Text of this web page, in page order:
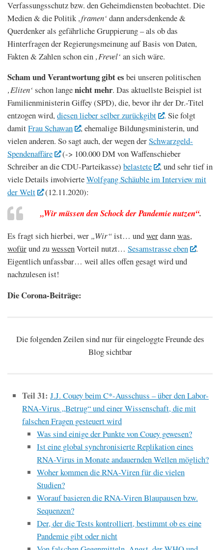
Verfassungsschutz bzw. den Geheimdiensten beobachtet. Die
Medien & die Politik‚framen‘ dann andersdenkende &
Querdenker als gefährliche Gruppierung – als ob das
Hinterfragen der Regierungsmeinung auf Basis von Daten,
Fakten & Zahlen schon ein ‚Frevel‘ an sich wäre.
Scham und Verantwortunggibt es bei unseren politischen
‚Eliten‘ schon langenichtmehr. Das aktuellste Beispiel ist
Familienministerin Giffey (SPD), die, bevor ihr der Dr.-Titel
entzogen wird,diesen lieber selber zurückgibt
. Sie folgt
damitFrau Schawan
, ehemalige Bildungsministerin, und
vielen anderen. So sagt auch, der wegen derSchwarzgeld-
Spendenaffäre
(-> 100.000 DM von Waffenschieber
Schreiber an die CDU-Parteikasse) belastete
, und sehr tief in
viele Details involvierteWolfgang Schäuble im Interview mit
der Welt
(12.11.2020):
„Wir müssen den Schock der Pandemie nutzen“.
Es fragt sich hierbei, wer „Wir“ist… undwerdannwas,
wofürund zuwessenVorteil nutzt… Sesamstrasse eben
.
Eigentlich unfassbar… weil alles offen gesagt wird und
nachzulesen ist!
Die Corona-Beiträge:
Die folgenden Zeilen sind nur für eingeloggte Freunde des
Blog sichtbar
Teil 31: J.J. Couey beim C*-Ausschuss – über den Labor-
RNA-Virus „Betrug“ und einer Wissenschaft, die mit
falschen Fragen gesteuert wird
Was sind einige der Punkte von Couey gewesen?
Ist eine global synchronisierte Replikation eines
RNA-Virus in Monate andauernden Wellen möglich?
Woher kommen die RNA-Viren für die vielen
Studien?
Worauf basieren die RNA-Viren Blaupausen bzw.
Sequenzen?
Der, der die Tests kontrolliert, bestimmt ob es eine
Pandemie gibt oder nicht